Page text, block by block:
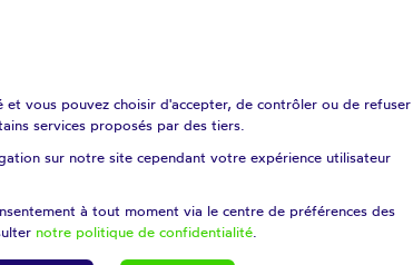
vous pouvez choisir d'accepter, de contrôler ou de refuser
services proposés par des tiers.
sur notre site cependant votre expérience utilisateur
à tout moment via le centre de préférences des
notre politique de confidentialité